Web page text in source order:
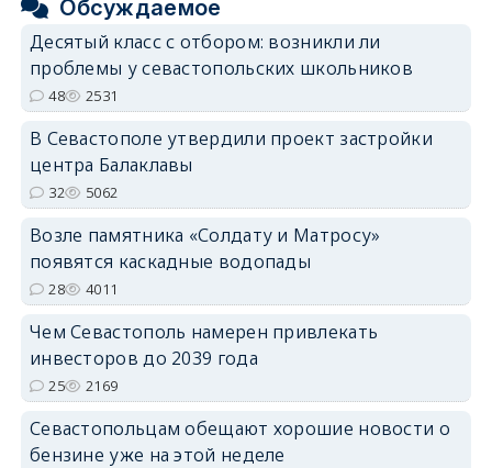
Обсуждаемое
Десятый класс с отбором: возникли ли
проблемы у севастопольских школьников
48 2531
В Севастополе утвердили проект застройки
центра Балаклавы
32 5062
Возле памятника «Солдату и Матросу»
появятся каскадные водопады
28 4011
Чем Севастополь намерен привлекать
инвесторов до 2039 года
25 2169
Севастопольцам обещают хорошие новости о
бензине уже на этой неделе